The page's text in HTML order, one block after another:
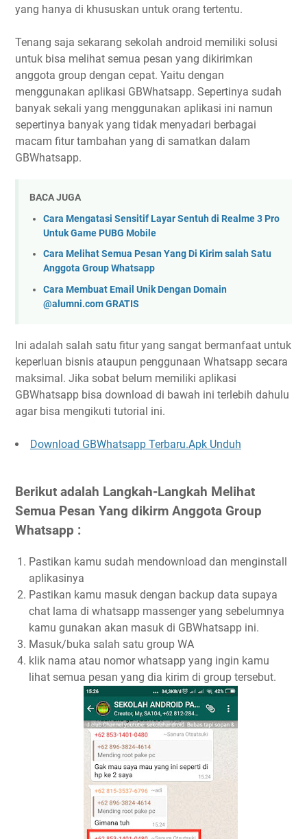
yang hanya di khususkan untuk orang tertentu.
Tenang saja sekarang sekolah android memiliki solusi
untuk bisa melihat semua pesan yang dikirimkan
anggota group dengan cepat. Yaitu dengan
menggunakan aplikasi GBWhatsapp. Sepertinya sudah
banyak sekali yang menggunakan aplikasi ini namun
sepertinya banyak yang tidak menyadari berbagai
macam fitur tambahan yang di samatkan dalam
GBWhatsapp.
BACA JUGA
Cara Mengatasi Sensitif Layar Sentuh di Realme 3 Pro
Untuk Game PUBG Mobile
Cara Melihat Semua Pesan Yang Di Kirim salah Satu
Anggota Group Whatsapp
Cara Membuat Email Unik Dengan Domain
@alumni.com GRATIS
Ini adalah salah satu fitur yang sangat bermanfaat untuk
keperluan bisnis ataupun penggunaan Whatsapp secara
maksimal. Jika sobat belum memiliki aplikasi
GBWhatsapp bisa download di bawah ini terlebih dahulu
agar bisa mengikuti tutorial ini.
Download GBWhatsapp Terbaru.Apk Unduh
Berikut adalah Langkah-Langkah Melihat
Semua Pesan Yang dikirm Anggota Group
Whatsapp :
Pastikan kamu sudah mendownload dan menginstall
aplikasinya
Pastikan kamu masuk dengan backup data supaya
chat lama di whatsapp massenger yang sebelumnya
kamu gunakan akan masuk di GBWhatsapp ini.
Masuk/buka salah satu group WA
klik nama atau nomor whatsapp yang ingin kamu
lihat semua pesan yang dia kirim di group tersebut.